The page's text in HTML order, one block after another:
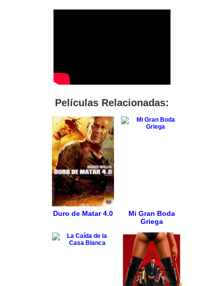
Películas Relacionadas:
Duro de Matar 4.0
Mi Gran Boda
Griega